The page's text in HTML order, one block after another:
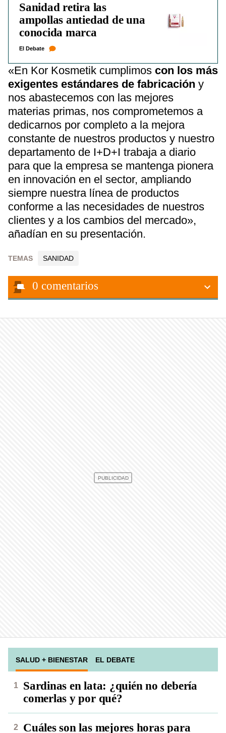
Sanidad retira las
ampollas antiedad de una
conocida marca
El Debate
«En Kor Kosmetik cumplimos con los más
exigentes estándares de fabricación y
nos abastecemos con las mejores
materias primas, nos comprometemos a
dedicarnos por completo a la mejora
constante de nuestros productos y nuestro
departamento de I+D+I trabaja a diario
para que la empresa se mantenga pionera
en innovación en el sector, ampliando
siempre nuestra línea de productos
conforme a las necesidades de nuestros
clientes y a los cambios del mercado»,
añadían en su presentación.
TEMAS SANIDAD
0 comentarios
SALUD + BIENESTAR EL DEBATE
Sardinas en lata: ¿quién no debería
comerlas y por qué?
Cuáles son las mejores horas para